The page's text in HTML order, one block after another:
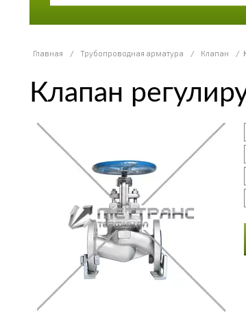
Главная / Трубопроводная арматура / Клапан /
Клапан